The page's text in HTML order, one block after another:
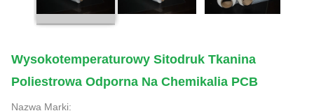
Wysokotemperaturowy Sitodruk Tkanina
Poliestrowa Odporna Na Chemikalia PCB
Nazwa Marki: